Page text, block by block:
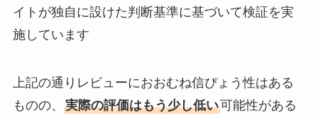
イトが独自に設けた判断基準に基づいて検証を実
施しています
上記の通りレビューにおおむね信ぴょう性はある
ものの、 実際の評価はもう少し低い可能性がある